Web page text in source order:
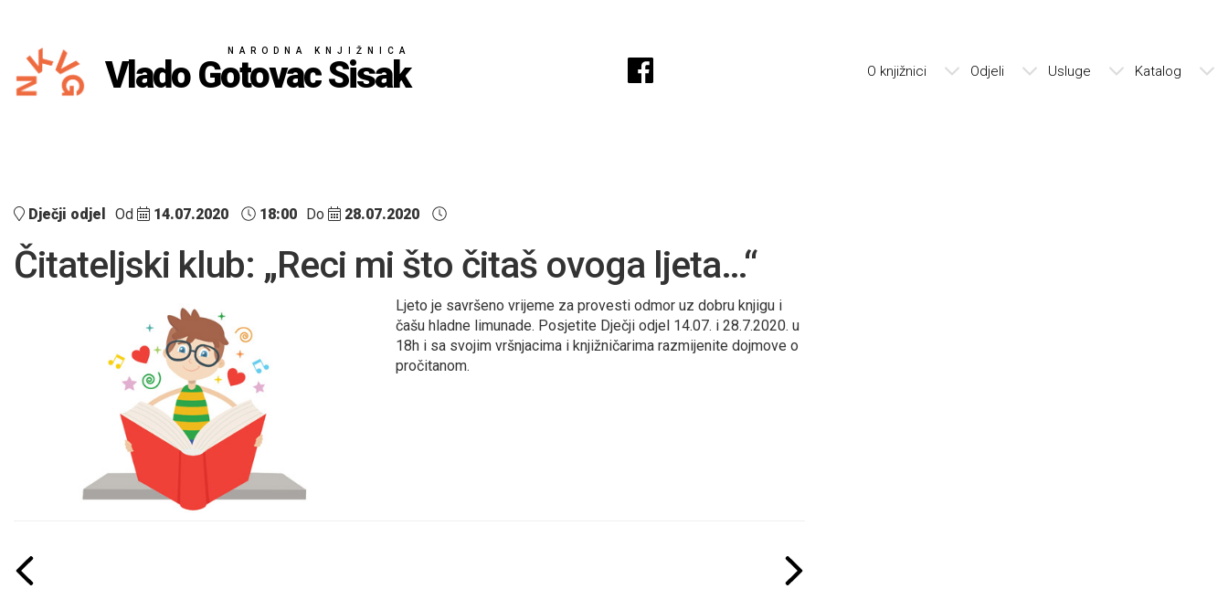
NARODNA KNJIŽNICA
Vlado Gotovac Sisak O knjižnici Odjeli Usluge Katalog
Dječji odjel Od 14.07.2020 18:00 Do 28.07.2020
Čitateljski klub: „Reci mi što čitaš ovoga ljeta…“
Ljeto je savršeno vrijeme za provesti odmor uz dobru knjigu i
čašu hladne limunade. Posjetite Dječji odjel 14.07. i 28.7.2020. u
18h i sa svojim vršnjacima i knjižničarima razmijenite dojmove o
pročitanom.